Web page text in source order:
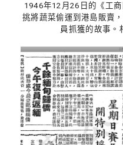
1946年12月26日的《工
挑將蔬菜偷運到港島販賣
員抓獲的故事。